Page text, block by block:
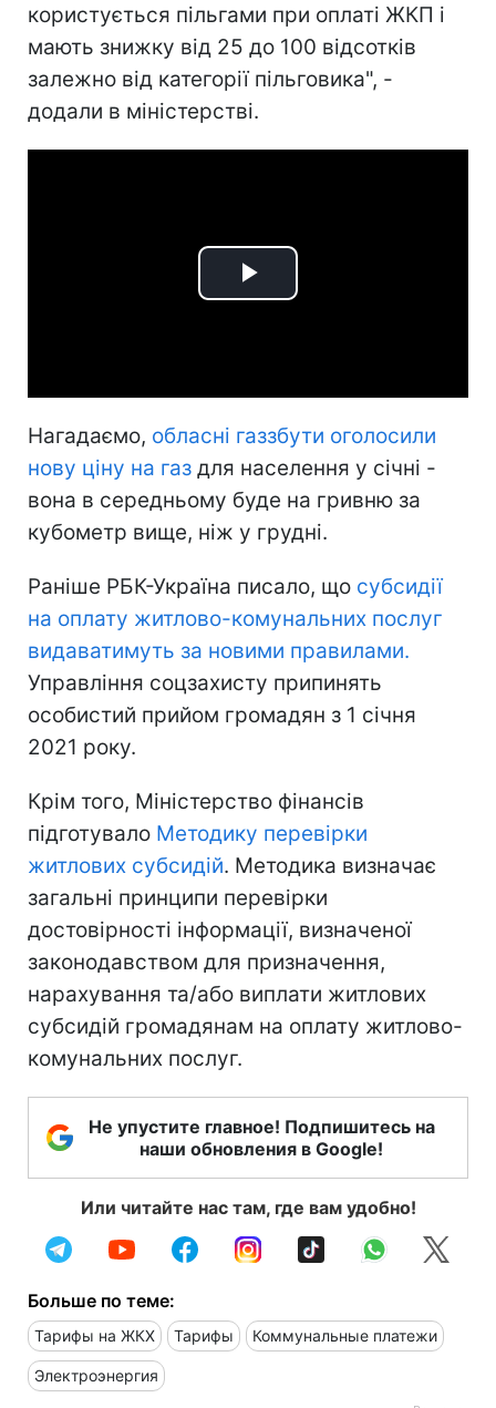
користується пільгами при оплаті ЖКП і
мають знижку від 25 до 100 відсотків
залежно від категорії пільговика", -
додали в міністерстві.
Play
Нагадаємо, обласні газзбути оголосили
нову ціну на газ для населення у січні -
вона в середньому буде на гривню за
кубометр вище, ніж у грудні.
Раніше РБК-Україна писало, що субсидії
на оплату житлово-комунальних послуг
видаватимуть за новими правилами.
Управління соцзахисту припинять
особистий прийом громадян з 1 січня
2021 року.
Крім того, Міністерство фінансів
підготувало Методику перевірки
житлових субсидій. Методика визначає
загальні принципи перевірки
достовірності інформації, визначеної
законодавством для призначення,
нарахування та/або виплати житлових
субсидій громадянам на оплату житлово-
комунальних послуг.
Не упустите главное! Подпишитесь на
наши обновления в Google!
Или читайте нас там, где вам удобно!
Больше по теме:
Тарифы на ЖКХ Тарифы Коммунальные платежи
Электроэнергия